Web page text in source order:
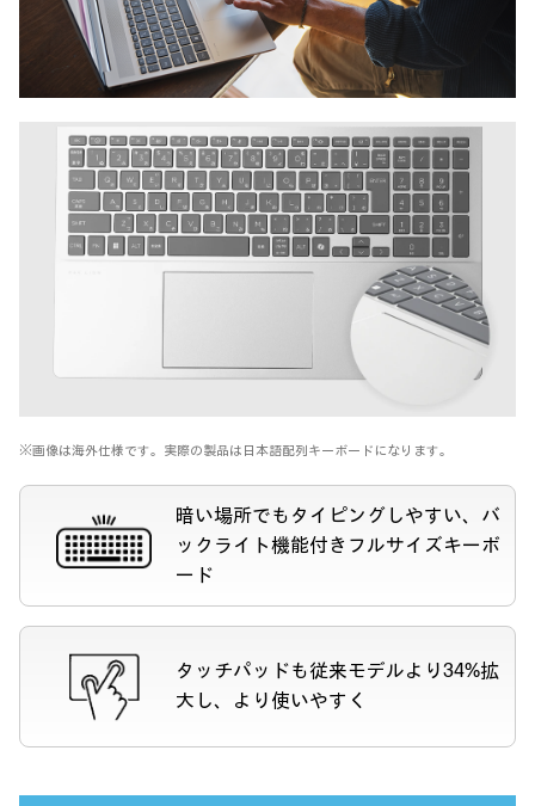
※画像は海外仕様です。実際の製品は日本語配列キーボードになります。
暗い場所でもタイピングしやすい、バ
ックライト機能付きフルサイズキーボ
ード
タッチパッドも従来モデルより34%拡
大し、より使いやすく